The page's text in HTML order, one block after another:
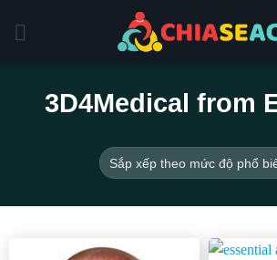
3D4Medical from